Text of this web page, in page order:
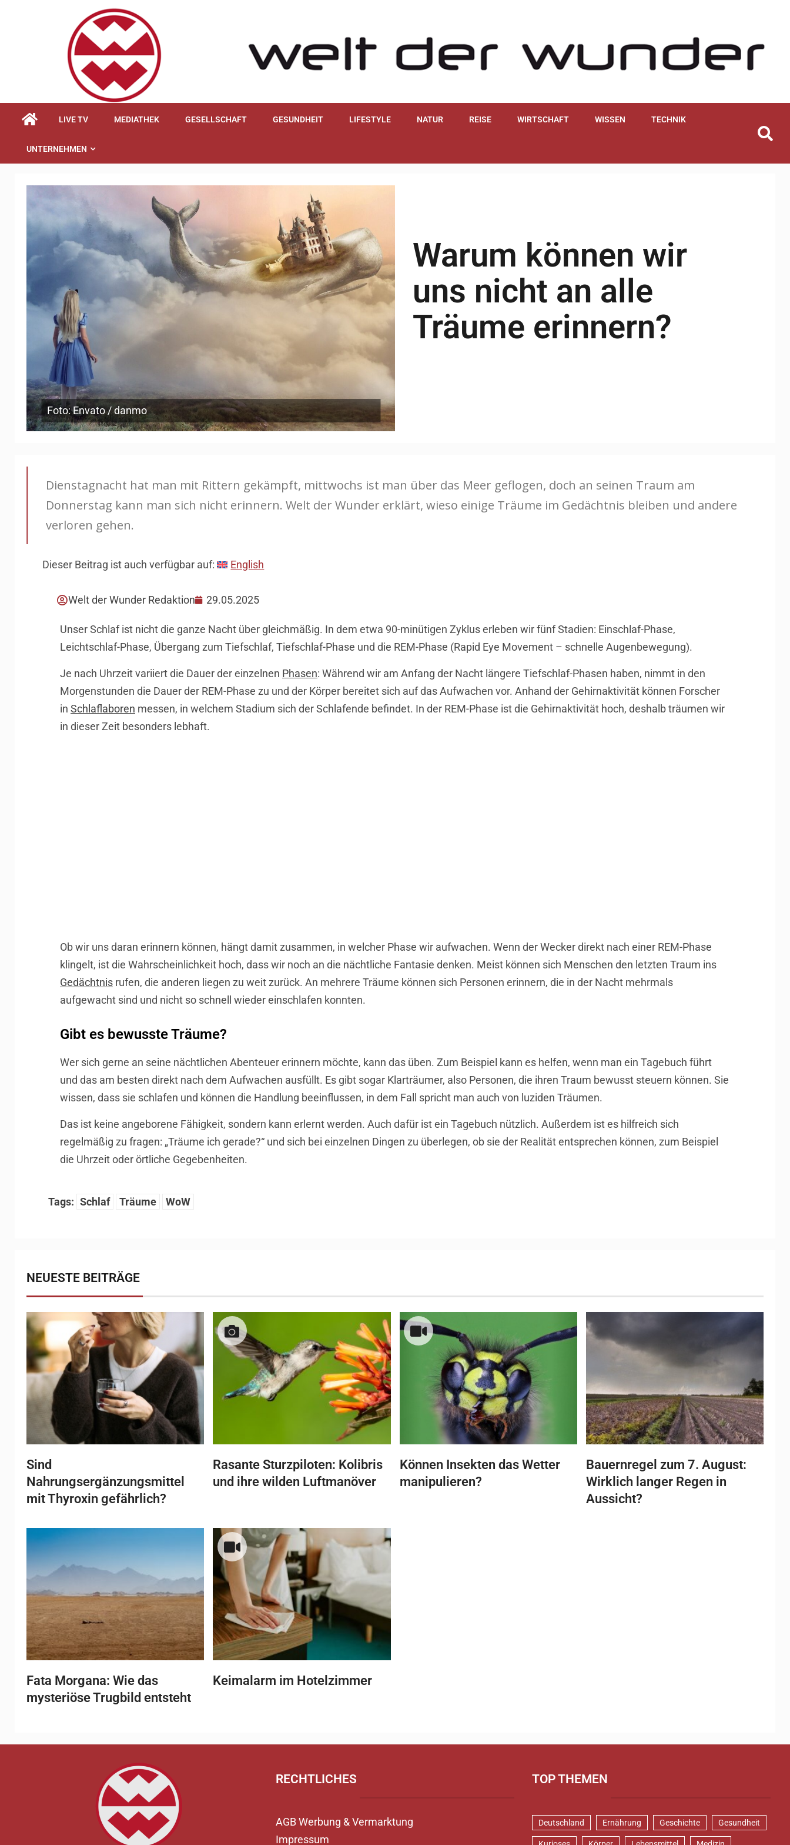
LIVE TV MEDIATHEK GESELLSCHAFT GESUNDHEIT LIFESTYLE NATUR REISE WIRTSCHAFT WISSEN TECHNIK
UNTERNEHMEN
Foto: Envato / danmo
Warum können wir
uns nicht an alle
Träume erinnern?
Dienstagnacht hat man mit Rittern gekämpft, mittwochs ist man über das Meer geflogen, doch an seinen Traum am
Donnerstag kann man sich nicht erinnern. Welt der Wunder erklärt, wieso einige Träume im Gedächtnis bleiben und andere
verloren gehen.
Dieser Beitrag ist auch verfügbar auf: English
Welt der Wunder Redaktion 29.05.2025
Unser Schlaf ist nicht die ganze Nacht über gleichmäßig. In dem etwa 90-minütigen Zyklus erleben wir fünf Stadien: Einschlaf-Phase,
Leichtschlaf-Phase, Übergang zum Tiefschlaf, Tiefschlaf-Phase und die REM-Phase (Rapid Eye Movement – schnelle Augenbewegung).
Je nach Uhrzeit variiert die Dauer der einzelnen Phasen: Während wir am Anfang der Nacht längere Tiefschlaf-Phasen haben, nimmt in den
Morgenstunden die Dauer der REM-Phase zu und der Körper bereitet sich auf das Aufwachen vor. Anhand der Gehirnaktivität können Forscher
in Schlaflaboren messen, in welchem Stadium sich der Schlafende befindet. In der REM-Phase ist die Gehirnaktivität hoch, deshalb träumen wir
in dieser Zeit besonders lebhaft.
Ob wir uns daran erinnern können, hängt damit zusammen, in welcher Phase wir aufwachen. Wenn der Wecker direkt nach einer REM-Phase
klingelt, ist die Wahrscheinlichkeit hoch, dass wir noch an die nächtliche Fantasie denken. Meist können sich Menschen den letzten Traum ins
Gedächtnis rufen, die anderen liegen zu weit zurück. An mehrere Träume können sich Personen erinnern, die in der Nacht mehrmals
aufgewacht sind und nicht so schnell wieder einschlafen konnten.
Gibt es bewusste Träume?
Wer sich gerne an seine nächtlichen Abenteuer erinnern möchte, kann das üben. Zum Beispiel kann es helfen, wenn man ein Tagebuch führt
und das am besten direkt nach dem Aufwachen ausfüllt. Es gibt sogar Klarträumer, also Personen, die ihren Traum bewusst steuern können. Sie
wissen, dass sie schlafen und können die Handlung beeinflussen, in dem Fall spricht man auch von luziden Träumen.
Das ist keine angeborene Fähigkeit, sondern kann erlernt werden. Auch dafür ist ein Tagebuch nützlich. Außerdem ist es hilfreich sich
regelmäßig zu fragen: „Träume ich gerade?“ und sich bei einzelnen Dingen zu überlegen, ob sie der Realität entsprechen können, zum Beispiel
die Uhrzeit oder örtliche Gegebenheiten.
Tags: Schlaf Träume WoW
NEUESTE BEITRÄGE
Sind
Nahrungsergänzungsmittel
mit Thyroxin gefährlich?
Rasante Sturzpiloten: Kolibris
und ihre wilden Luftmanöver
Können Insekten das Wetter
manipulieren?
Bauernregel zum 7. August:
Wirklich langer Regen in
Aussicht?
Fata Morgana: Wie das
mysteriöse Trugbild entsteht
Keimalarm im Hotelzimmer
RECHTLICHES
AGB Werbung & Vermarktung
Impressum
TOP THEMEN
Deutschland Ernährung Geschichte Gesundheit